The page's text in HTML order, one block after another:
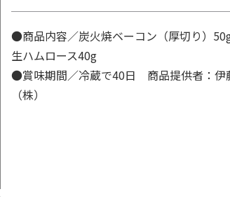
●商品内容／炭火焼ベーコン（厚切り）
生ハムロース40g
●賞味期間／冷蔵で40日 商品提供者：伊
（株）